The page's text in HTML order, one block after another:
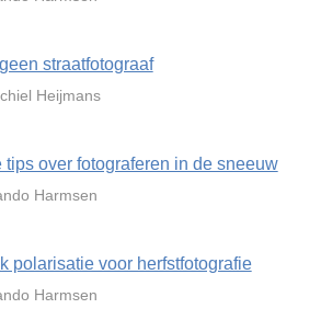
geen straatfotograaf
Heijmans
tips over fotograferen in de sneeuw
Harmsen
polarisatie voor herfstfotografie
Harmsen